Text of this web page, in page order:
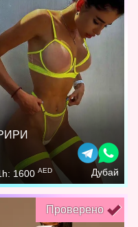
1600 AED Дубай
Проверено